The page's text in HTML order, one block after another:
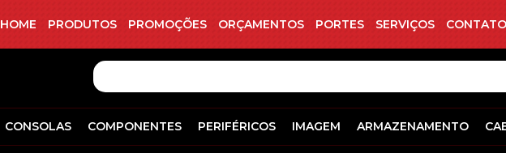
HOME PRODUTOS PROMOÇÕES ORÇAMENTOS PORTES SERVIÇOS
CONSOLAS COMPONENTES PERIFÉRICOS IMAGEM ARMAZENAMENTO